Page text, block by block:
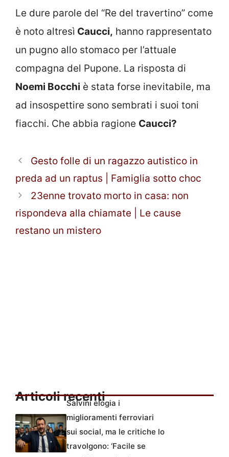
Le dure parole del “Re del travertino” come
è noto altresì Caucci, hanno rappresentato
un pugno allo stomaco per l’attuale
compagna del Pupone. La risposta di
Noemi Bocchi è stata forse inevitabile, ma
ad insospettire sono sembrati i suoi toni
fiacchi. Che abbia ragione Caucci?
Gesto folle di un ragazzo autistico in
preda ad un raptus | Famiglia sotto choc
23enne trovato morto in casa: non
rispondeva alla chiamate | Le cause
restano un mistero
Articoli recenti
Salvini elogia i
miglioramenti ferroviari
sui social, ma le critiche lo
travolgono: ‘Facile se